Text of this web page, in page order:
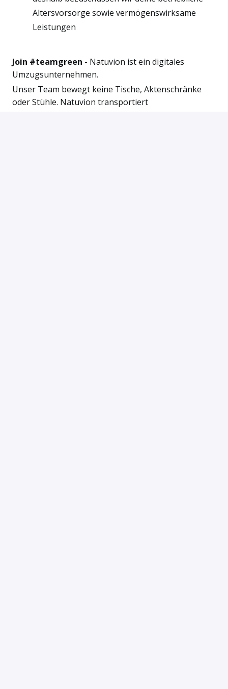
Altersvorsorge sowie vermögenswirksame
Leistungen
Join #teamgreen - Natuvion ist ein digitales
Umzugsunternehmen.
Unser Team bewegt keine Tische, Aktenschränke
oder Stühle. Natuvion transportiert